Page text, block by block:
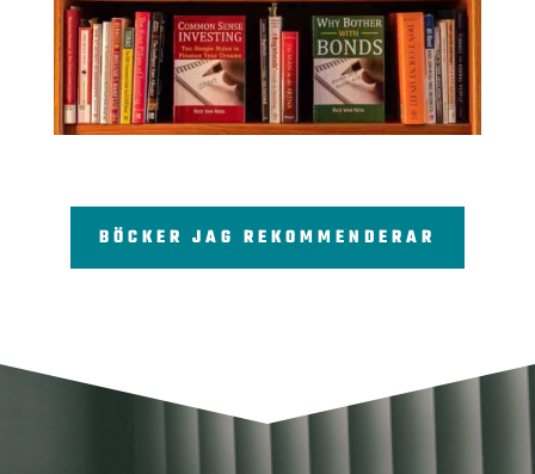
BÖCKER JAG REKOMMENDERAR